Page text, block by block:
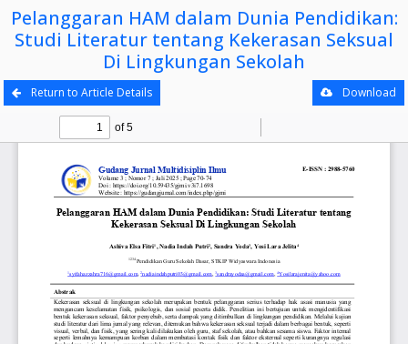
Pelanggaran HAM dalam Dunia Pendidikan:
Studi Literatur tentang Kekerasan Seksual
Di Lingkungan Sekolah
Return to Article Details Download